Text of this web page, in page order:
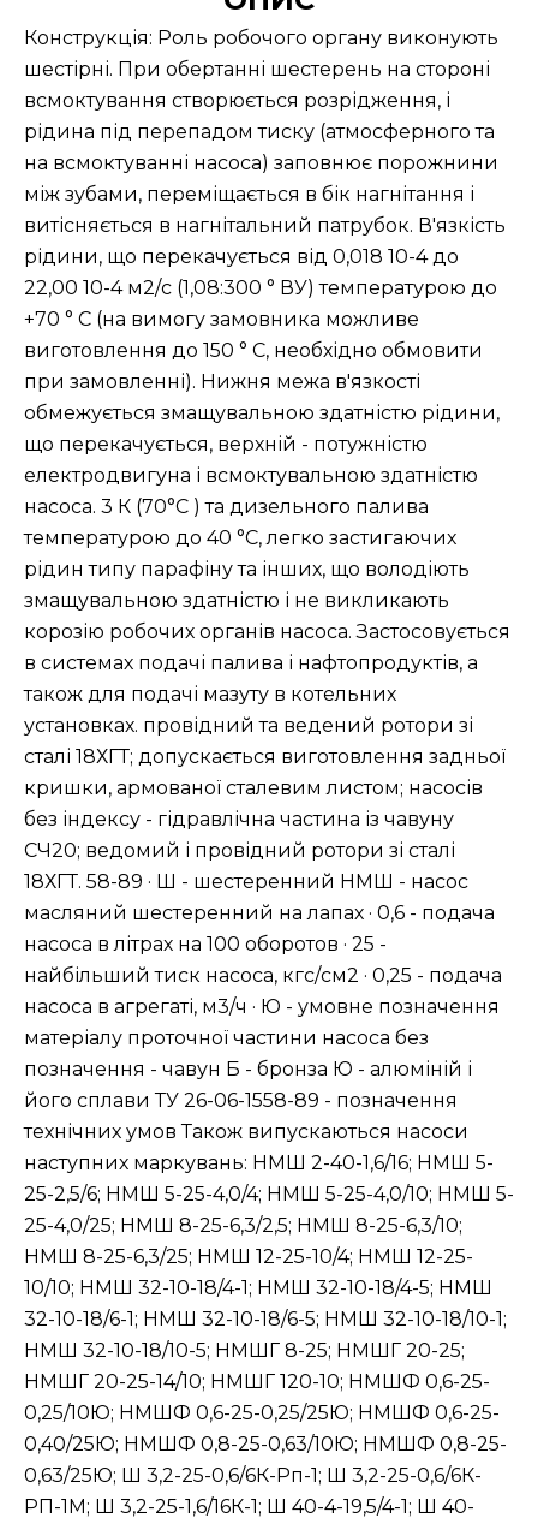
Конструкція: Роль робочого органу виконують
шестірні. При обертанні шестерень на стороні
всмоктування створюється розрідження, і
рідина під перепадом тиску (атмосферного та
на всмоктуванні насоса) заповнює порожнини
між зубами, переміщається в бік нагнітання і
витісняється в нагнітальний патрубок. В'язкість
рідини, що перекачується від 0,018 10-4 до
22,00 10-4 м2/с (1,08:300 ° ВУ) температурою до
+70 ° С (на вимогу замовника можливе
виготовлення до 150 ° С, необхідно обмовити
при замовленні). Нижня межа в'язкості
обмежується змащувальною здатністю рідини,
що перекачується, верхній - потужністю
електродвигуна і всмоктувальною здатністю
насоса. 3 К (70°C ) та дизельного палива
температурою до 40 °C, легко застигаючих
рідин типу парафіну та інших, що володіють
змащувальною здатністю і не викликають
корозію робочих органів насоса. Застосовується
в системах подачі палива і нафтопродуктів, а
також для подачі мазуту в котельних
установках. провідний та ведений ротори зі
сталі 18ХГТ; допускається виготовлення задньої
кришки, армованої сталевим листом; насосів
без індексу - гідравлічна частина із чавуну
СЧ20; ведомий і провідний ротори зі сталі
18ХГТ. 58-89 · Ш - шестеренний НМШ - насос
масляний шестеренний на лапах · 0,6 - подача
насоса в літрах на 100 оборотов · 25 -
найбільший тиск насоса, кгс/см2 · 0,25 - подача
насоса в агрегаті, м3/ч · Ю - умовне позначення
матеріалу проточної частини насоса без
позначення - чавун Б - бронза Ю - алюміній і
його сплави ТУ 26-06-1558-89 - позначення
технічних умов Також випускаються насоси
наступних маркувань: НМШ 2-40-1,6/16; НМШ 5-
25-2,5/6; НМШ 5-25-4,0/4; НМШ 5-25-4,0/10; НМШ 5-
25-4,0/25; НМШ 8-25-6,3/2,5; НМШ 8-25-6,3/10;
НМШ 8-25-6,3/25; НМШ 12-25-10/4; НМШ 12-25-
10/10; НМШ 32-10-18/4-1; НМШ 32-10-18/4-5; НМШ
32-10-18/6-1; НМШ 32-10-18/6-5; НМШ 32-10-18/10-1;
НМШ 32-10-18/10-5; НМШГ 8-25; НМШГ 20-25;
НМШГ 20-25-14/10; НМШГ 120-10; НМШФ 0,6-25-
0,25/10Ю; НМШФ 0,6-25-0,25/25Ю; НМШФ 0,6-25-
0,40/25Ю; НМШФ 0,8-25-0,63/10Ю; НМШФ 0,8-25-
0,63/25Ю; Ш 3,2-25-0,6/6К-Рп-1; Ш 3,2-25-0,6/6К-
РП-1М; Ш 3,2-25-1,6/16К-1; Ш 40-4-19,5/4-1; Ш 40-